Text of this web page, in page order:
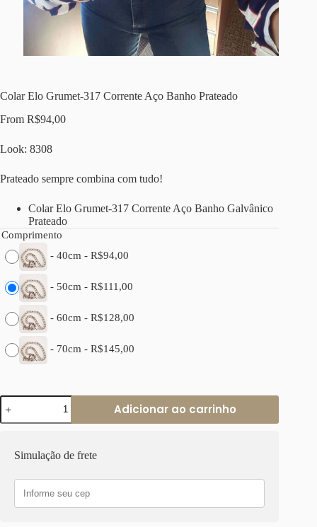
Colar Elo Grumet-317 Corrente Aço Banho Prateado
From R$94,00
Look: 8308
Prateado sempre combina com tudo!
Colar Elo Grumet-317 Corrente Aço Banho Galvânico
Prateado
Comprimento
- 40cm - R$94,00
- 50cm - R$111,00
- 60cm - R$128,00
- 70cm - R$145,00
Colar
Elo
Grumet-
Aço
Prateado
quantidade
Adicionar ao carrinho
Simulação de frete